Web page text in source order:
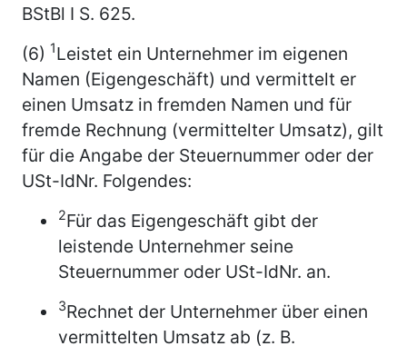
BStBl I S. 625.
(6) 1Leistet ein Unternehmer im eigenen
Namen (Eigengeschäft) und vermittelt er
einen Umsatz in fremden Namen und für
fremde Rechnung (vermittelter Umsatz), gilt
für die Angabe der Steuernummer oder der
USt-IdNr. Folgendes:
2Für das Eigengeschäft gibt der
leistende Unternehmer seine
Steuernummer oder USt-IdNr. an.
3Rechnet der Unternehmer über einen
vermittelten Umsatz ab (z. B.